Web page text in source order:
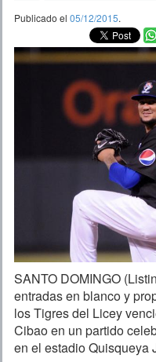
Publicado el 05/12/2015.
SANTO DOMINGO
entradas en blanco y
los Tigres del Licey
Cibao en un partido
en el estadio Quisqueya